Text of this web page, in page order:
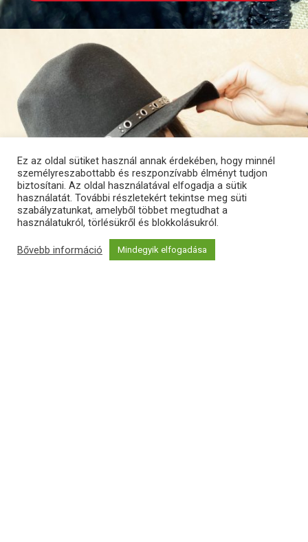
Ez az oldal sütiket használ annak érdekében, hogy minnél
személyreszabottabb és reszponzívabb élményt tudjon
biztosítani. Az oldal használatával elfogadja a sütik
használatát. További részletekért tekintse meg süti
szabályzatunkat, amelyből többet megtudhat a
használatukról, törlésükről és blokkolásukról.
Bővebb információ Mindegyik elfogadása